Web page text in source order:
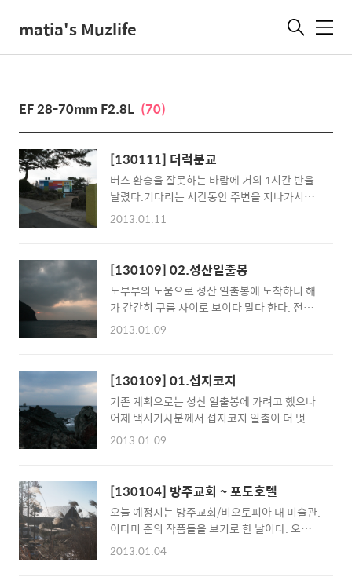
matia's Muzlife 메
EF 28-70mm F2.8L (70)
[130111] 더럭분교
버스 환승을 잘못하는 바람에 거의 1시간 반을
날렸다.기다리는 시간동안 주변을 지나가시던
아주머니께서 제주 이민 이야기를 재밌게 해주
나.
2013.01.11
[130109] 02.성산일출봉
노부부의 도움으로 성산 일출봉에 도착하니 해
가 간간히 구름 사이로 보이다 말다 한다. 전날
엔 날씨가 참 좋았다는데 가는 날이 장날이라
데, 올라가는 길에 있던 조그만 상점에서 음료를
안사줬다고 정상에 올라갈때 까지 징징대는 상
언이.거의 끌고 올라가다시피 했는데... 나이드
신 중국 관광객분들이 지나가면서 다들 한소리
씩 하신다. -.-
2013.01.09
[130109] 01.섭지코지
기존 계획으로는 성산 일출봉에 가려고 했으나
어제 택시기사분께서 섭지코지 일출이 더 멋지
다고 하셔서 계획 변경.신년 일출도 보지 못한터
면 된다고는 하셨지만 어두워서 앞도 잘 보이지
않고 어디로 가야할지 막막. (지도를 확인해보
니 휘닉스 아일랜드 정류장에 내려주신 듯.)스
마트폰 맵을 켜고 방향을 따라 어렵사리 찾아가
긴 했지만, 구름이 하늘을 덮어버린지라 일출 보
2013.01.09
[130104] 방주교회 ~ 포도호텔
오늘 예정지는 방주교회/비오토피아 내 미술관.
이타미 준의 작품들을 보기로 한 날이다. 오늘도
여전히 늦은 아침을 먹고 방 안에서 놀다가 점심
2013.01.04